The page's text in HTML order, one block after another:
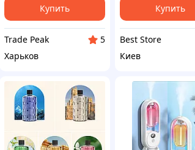
Купить
Trade Peak
5
Харьков
Купить
Best Store
Киев